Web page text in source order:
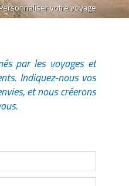
votre voyage
par les voyages et
Indiquez-nous vos
et nous créerons